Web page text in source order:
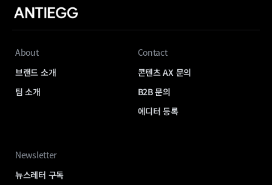
About
브랜드 소개
팀 소개
Contact
콘텐츠 AX 문의
B2B 문의
에디터 등록
Newsletter
뉴스레터 구독